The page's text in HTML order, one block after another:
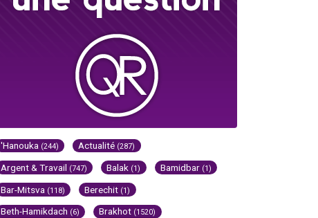
'Hanouka (244) Actualité (287)
Argent & Travail (747) Balak (1) Bamidbar (1)
Bar-Mitsva (118) Berechit (1)
Beth-Hamikdach (6) Brakhot (1520)